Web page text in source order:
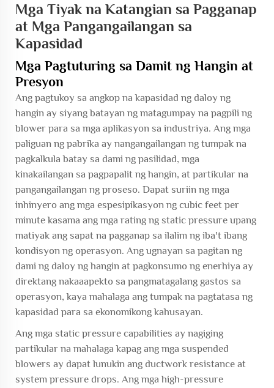
Mga Tiyak na Katangian sa Pagganap
at Mga Pangangailangan sa
Kapasidad
Mga Pagtuturing sa Damit ng Hangin at
Presyon
Ang pagtukoy sa angkop na kapasidad ng daloy ng
hangin ay siyang batayan ng matagumpay na pagpili ng
blower para sa mga aplikasyon sa industriya. Ang mga
paliguan ng pabrika ay nangangailangan ng tumpak na
pagkalkula batay sa dami ng pasilidad, mga
kinakailangan sa pagpapalit ng hangin, at partikular na
pangangailangan ng proseso. Dapat suriin ng mga
inhinyero ang mga espesipikasyon ng cubic feet per
minute kasama ang mga rating ng static pressure upang
matiyak ang sapat na pagganap sa ilalim ng iba't ibang
kondisyon ng operasyon. Ang ugnayan sa pagitan ng
dami ng daloy ng hangin at pagkonsumo ng enerhiya ay
direktang nakaaapekto sa pangmatagalang gastos sa
operasyon, kaya mahalaga ang tumpak na pagtatasa ng
kapasidad para sa ekonomikong kahusayan.
Ang mga static pressure capabilities ay nagiging
partikular na mahalaga kapag ang mga suspended
blowers ay dapat lunukin ang ductwork resistance at
system pressure drops. Ang mga high-pressure